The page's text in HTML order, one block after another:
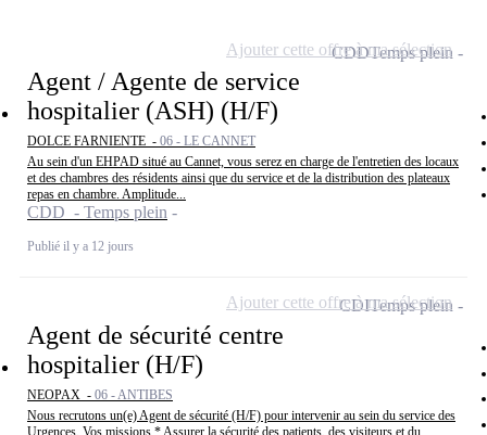
Agent / Agente de service
hospitalier (ASH) (H/F)
DOLCE FARNIENTE - 06 - LE CANNET
Au sein d'un EHPAD situé au Cannet, vous serez en charge de l'entretien des locaux
et des chambres des résidents ainsi que du service et de la distribution des plateaux
repas en chambre. Amplitude...
CDD - Temps plein
Publié il y a 12 jours
CDDTemps plein
Ajouter cette offre à ma sélection
Agent de sécurité centre
hospitalier (H/F)
NEOPAX - 06 - ANTIBES
Nous recrutons un(e) Agent de sécurité (H/F) pour intervenir au sein du service des
CDITemps plein
Ajouter cette offre à ma sélection